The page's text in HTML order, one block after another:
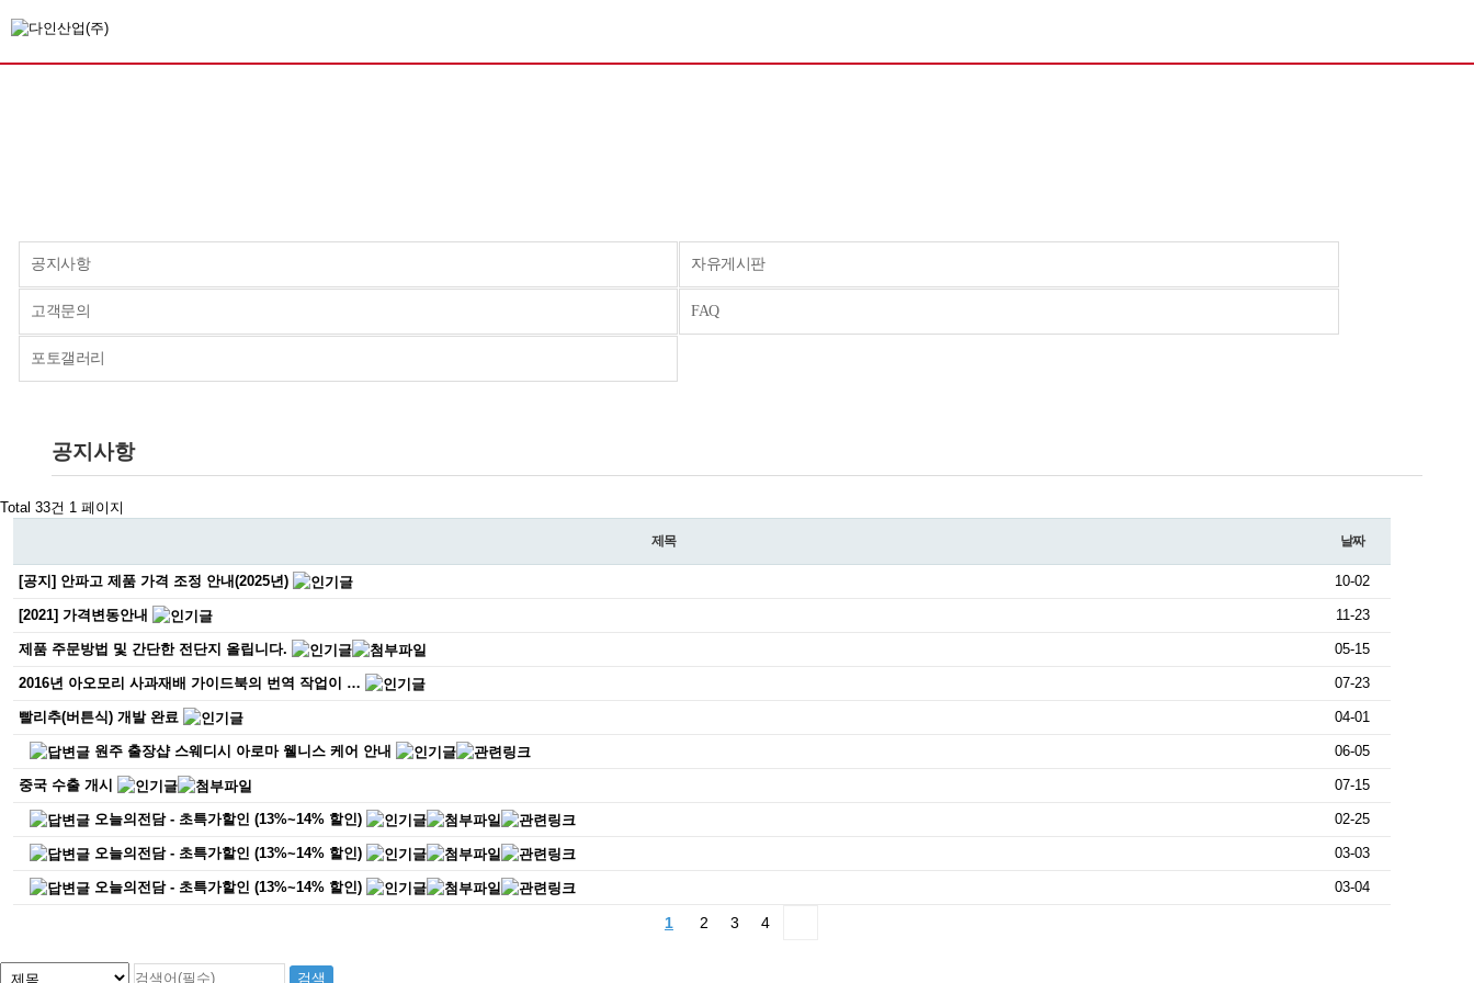
공지사항 자유게시판
고객문의 FAQ
포토갤러리
공지사항
Total 33건 1 페이지
제목 날짜
[공지] 안파고 제품 가격 조정 안내(2025년) 10-02
[2021] 가격변동안내 11-23
제품 주문방법 및 간단한 전단지 올립니다. 05-15
2016년 아오모리 사과재배 가이드북의 번역 작업이 … 07-23
빨리추(버튼식) 개발 완료 04-01
원주 출장샵 스웨디시 아로마 웰니스 케어 안내 06-05
중국 수출 개시 07-15
오늘의전담 - 초특가할인 (13%~14% 할인) 02-25
오늘의전담 - 초특가할인 (13%~14% 할인) 03-03
오늘의전담 - 초특가할인 (13%~14% 할인) 03-04
1 2 3 4